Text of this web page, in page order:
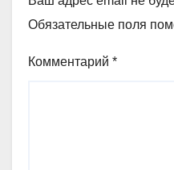
Обязательные поля
Комментарий *